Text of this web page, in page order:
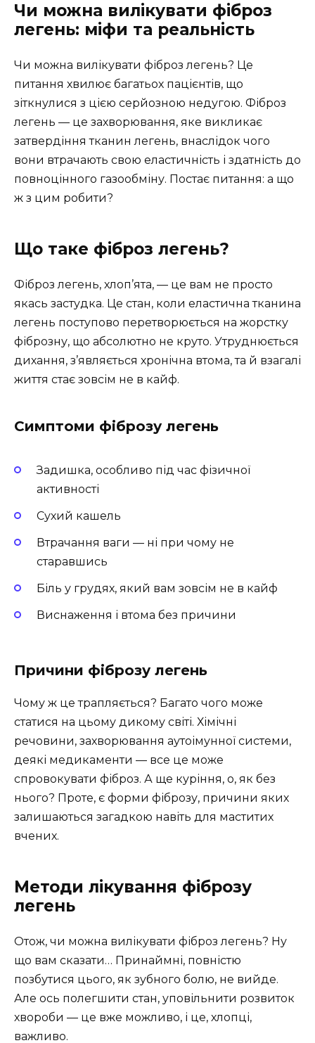
Чи можна вилікувати фіброз
легень: міфи та реальність
Чи можна вилікувати фіброз легень? Це
питання хвилює багатьох пацієнтів, що
зіткнулися з цією серйозною недугою. Фіброз
легень — це захворювання, яке викликає
затвердіння тканин легень, внаслідок чого
вони втрачають свою еластичність і здатність до
повноцінного газообміну. Постає питання: а що
ж з цим робити?
Що таке фіброз легень?
Фіброз легень, хлоп’ята, — це вам не просто
якась застудка. Це стан, коли еластична тканина
легень поступово перетворюється на жорстку
фіброзну, що абсолютно не круто. Утруднюється
дихання, з’являється хронічна втома, та й взагалі
життя стає зовсім не в кайф.
Симптоми фіброзу легень
Задишка, особливо під час фізичної
активності
Сухий кашель
Втрачання ваги — ні при чому не
старавшись
Біль у грудях, який вам зовсім не в кайф
Виснаження і втома без причини
Причини фіброзу легень
Чому ж це трапляється? Багато чого може
статися на цьому дикому світі. Хімічні
речовини, захворювання аутоімунної системи,
деякі медикаменти — все це може
спровокувати фіброз. А ще куріння, о, як без
нього? Проте, є форми фіброзу, причини яких
залишаються загадкою навіть для маститих
вчених.
Методи лікування фіброзу
легень
Отож, чи можна вилікувати фіброз легень? Ну
що вам сказати… Принаймні, повністю
позбутися цього, як зубного болю, не вийде.
Але ось полегшити стан, уповільнити розвиток
хвороби — це вже можливо, і це, хлопці,
важливо.